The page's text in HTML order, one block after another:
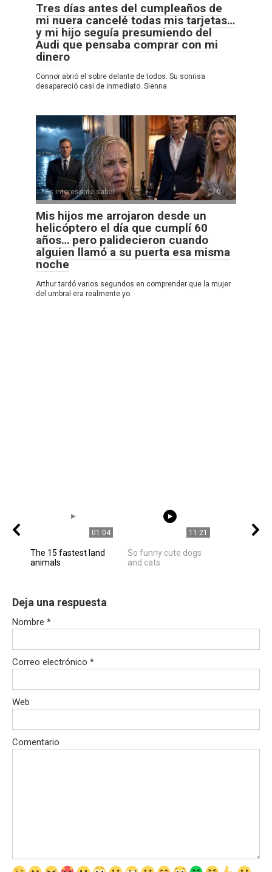
Tres días antes del cumpleaños de
mi nuera cancelé todas mis tarjetas…
y mi hijo seguía presumiendo del
Audi que pensaba comprar con mi
dinero
Connor abrió el sobre delante de todos. Su sonrisa
desapareció casi de inmediato. Sienna
Es interesante saber 0
Mis hijos me arrojaron desde un
helicóptero el día que cumplí 60
años… pero palidecieron cuando
alguien llamó a su puerta esa misma
noche
Arthur tardó varios segundos en comprender que la mujer
del umbral era realmente yo.
01:04
The 15 fastest land
animals
11:21
So funny cute dogs
and cats
Deja una respuesta
Nombre *
Correo electrónico *
Web
Comentario